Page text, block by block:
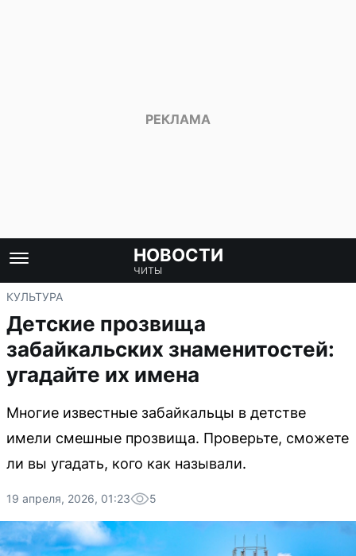
НОВОСТИ
ЧИТЫ
КУЛЬТУРА
Детские прозвища
забайкальских знаменитостей:
угадайте их имена
Многие известные забайкальцы в детстве
имели смешные прозвища. Проверьте, сможете
ли вы угадать, кого как называли.
19 апреля, 2026, 01:23 5